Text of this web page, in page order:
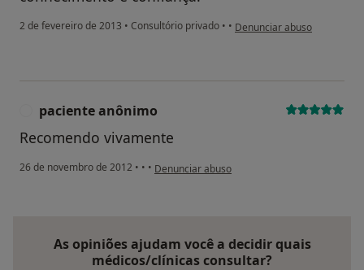
2 de fevereiro de 2013 • Consultório privado • • na opinião do utilizador
Denunciar abuso
paciente anônimo
Recomendo vivamente
26 de novembro de 2012 • • • na opinião do utilizador paciente anônimo
Denunciar abuso
As opiniões ajudam você a decidir quais
médicos/clínicas consultar?